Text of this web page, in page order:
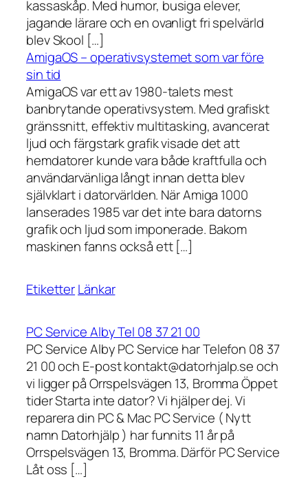
kassaskåp. Med humor, busiga elever,
jagande lärare och en ovanligt fri spelvärld
blev Skool […]
AmigaOS – operativsystemet som var före
sin tid
AmigaOS var ett av 1980-talets mest
banbrytande operativsystem. Med grafiskt
gränssnitt, effektiv multitasking, avancerat
ljud och färgstark grafik visade det att
hemdatorer kunde vara både kraftfulla och
användarvänliga långt innan detta blev
självklart i datorvärlden. När Amiga 1000
lanserades 1985 var det inte bara datorns
grafik och ljud som imponerade. Bakom
maskinen fanns också ett […]
EtiketterLänkar
PC Service Alby Tel 08 37 21 00
PC Service Alby PC Service har Telefon 08 37
21 00 och E-post kontakt@datorhjalp.se och
vi ligger på Orrspelsvägen 13, Bromma Öppet
tider Starta inte dator? Vi hjälper dej. Vi
reparera din PC & Mac PC Service ( Nytt
namn Datorhjälp ) har funnits 11 år på
Orrspelsvägen 13, Bromma. Därför PC Service
Låt oss […]